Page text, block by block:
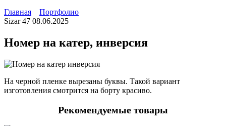
Главная
Портфолио
Sizar 47 08.06.2025
Номер на катер, инверсия
На черной пленке вырезаны буквы. Такой вариант
изготовления смотрится на борту красиво.
Рекомендуемые товары